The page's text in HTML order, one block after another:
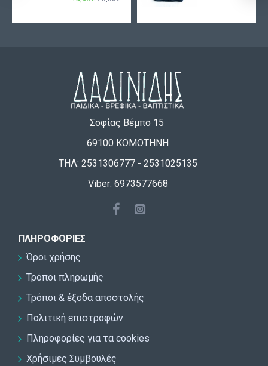
Σοφίας Βέμπο 15
69100 ΚΟΜΟΤΗΝΗ
ΤΗΛ: 2531306777 - 2531025135
Viber: 6973577668
ΠΛΗΡΟΦΟΡΊΕΣ
Όροι χρήσης
Τρόποι πληρωμής
Τρόποι & έξοδα αποστολής
Πολιτική επιστροφών
Πληροφορίες για τα cookies
Χρήσιμες Συμβουλές